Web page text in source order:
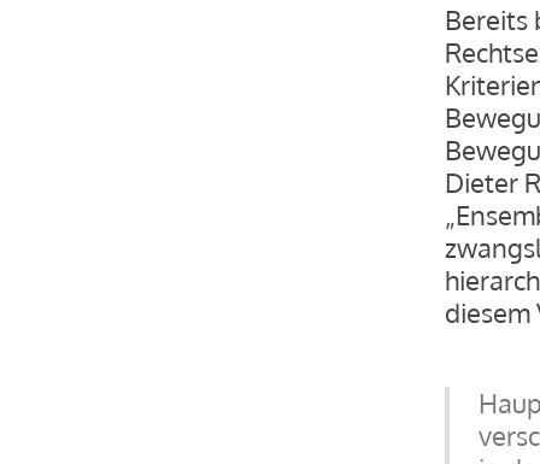
Bereits
Dieter
diesem